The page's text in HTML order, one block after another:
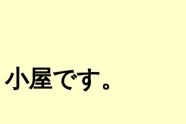
小屋です。